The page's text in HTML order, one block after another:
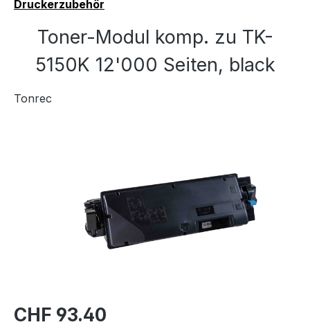
Druckerzubehör
Toner-Modul komp. zu TK-
5150K 12'000 Seiten, black
Tonrec
CHF 93.40